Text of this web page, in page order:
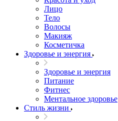
Лицо
Тело
Волосы
Макияж
Косметичка
Здоровье и энергия
Здоровье и энергия
Питание
Фитнес
Ментальное здоровье
Стиль жизни